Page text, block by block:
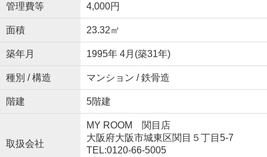
管理費等 4,000円
面積 23.32㎡
築年月 1995年 4月(築31年)
種別 / 構造 マンション / 鉄骨造
階建 5階建
取扱会社
MY ROOM 関目店
大阪府大阪市城東区関目５丁目5-7
TEL:0120-66-5005